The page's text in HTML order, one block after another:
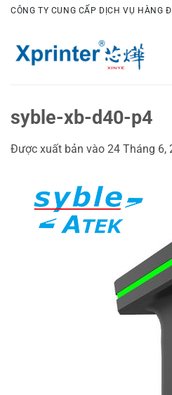
Bỏ
dung
CÔNG TY CUNG CẤP DỊCH VỤ HÀNG
syble-xb-d40-p4
Được xuất bản vào 24 Tháng 6,